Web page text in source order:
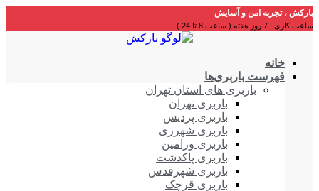
بارکش ، تجربه امن و آسایش
ساعت کاری : 7 روز هفته ( ساعت 8 تا 24 )
خانه
فهرست باربری‌ها
باربری های استان تهران
باربری تهران
باربری پردیس
باربری شهرری
باربری ورامین
باربری پاکدشت
باربری شهرقدس
باربری قرچک